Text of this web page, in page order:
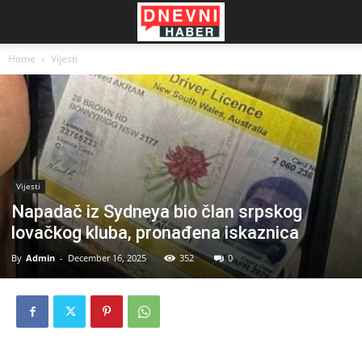
Home Vijesti
Vijesti
Napadač iz Sydneya bio član srpskog
lovačkog kluba, pronađena iskaznica
By Admin - December 16, 2025 352 0